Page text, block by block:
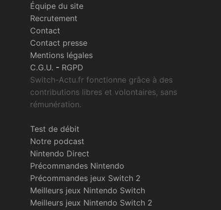
Équipe du site
Recrutement
Contact
Contact presse
Mentions légales
C.G.U. - RGPD
Switch-Actu.fr fonctionne grâce à des
contributions libres et volontaires, sans
rémunération.
Test de débit
Notre podcast
Nintendo Direct
Précommandes Nintendo
Précommandes jeux Switch 2
Meilleurs jeux Nintendo Switch
Meilleurs jeux Nintendo Switch 2